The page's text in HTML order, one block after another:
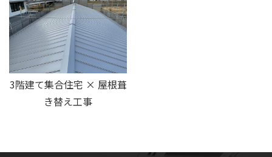
3階建て集合住宅 × 屋根葺
き替え工事